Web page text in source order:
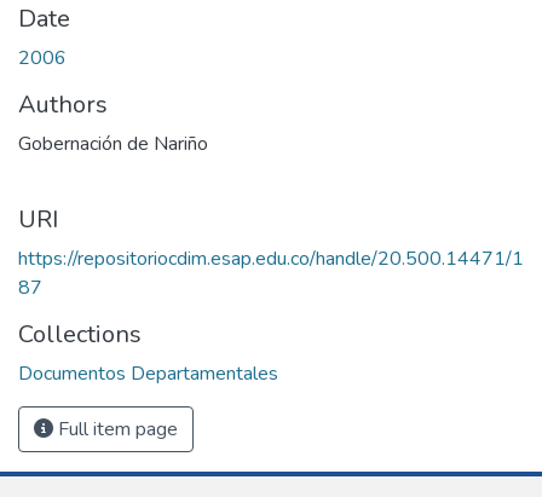
Date
2006
Authors
Gobernación de Nariño
URI
https://repositoriocdim.esap.edu.co/handle/20.500.14471/1
87
Collections
Documentos Departamentales
Full item page